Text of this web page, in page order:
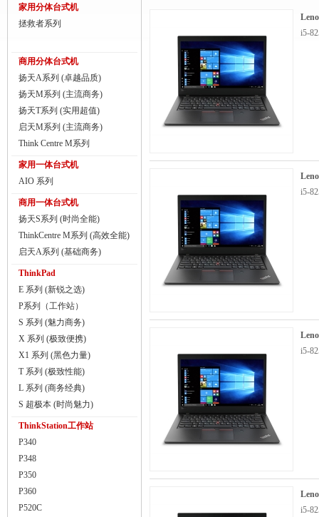
联想服务器
家用分体台式机
拯救者系列
商用分体台式机
扬天A系列 (卓越品质)
扬天M系列 (主流商务)
扬天T系列 (实用超值)
启天M系列 (主流商务)
Think Centre M系列
家用一体台式机
AIO 系列
商用一体台式机
扬天S系列 (时尚全能)
ThinkCentre M系列 (高效全能)
启天A系列 (基础商务)
ThinkPad
E 系列 (新锐之选)
P系列（工作站）
S 系列 (魅力商务)
X 系列 (极致便携)
X1 系列 (黑色力量)
T 系列 (极致性能)
L 系列 (商务经典)
S 超极本 (时尚魅力)
ThinkStation工作站
P340
P348
P350
P360
P520C
i5-
i5-
i5-
i5-